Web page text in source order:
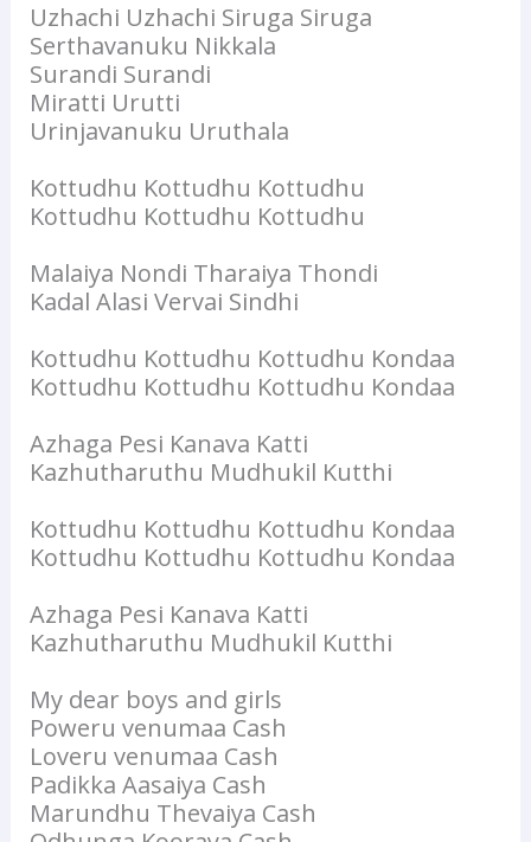
Uzhachi Uzhachi Siruga Siruga
Serthavanuku Nikkala
Surandi Surandi
Miratti Urutti
Urinjavanuku Uruthala
Kottudhu Kottudhu Kottudhu
Kottudhu Kottudhu Kottudhu
Malaiya Nondi Tharaiya Thondi
Kadal Alasi Vervai Sindhi
Kottudhu Kottudhu Kottudhu Kondaa
Kottudhu Kottudhu Kottudhu Kondaa
Azhaga Pesi Kanava Katti
Kazhutharuthu Mudhukil Kutthi
Kottudhu Kottudhu Kottudhu Kondaa
Kottudhu Kottudhu Kottudhu Kondaa
Azhaga Pesi Kanava Katti
Kazhutharuthu Mudhukil Kutthi
My dear boys and girls
Poweru venumaa Cash
Loveru venumaa Cash
Padikka Aasaiya Cash
Marundhu Thevaiya Cash